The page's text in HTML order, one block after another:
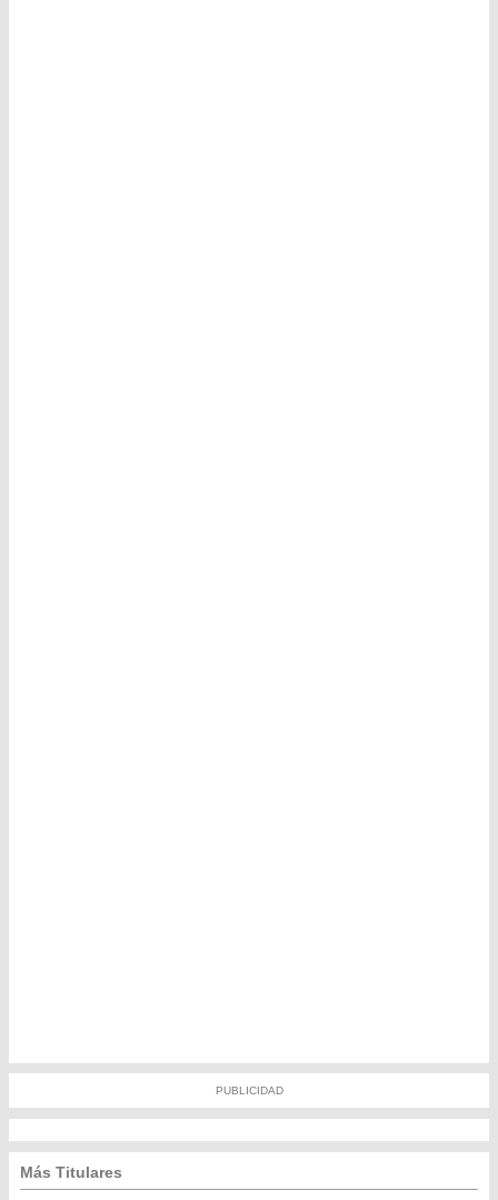
PUBLICIDAD
Más Titulares